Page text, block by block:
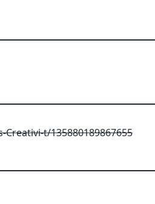
t/135880189867655